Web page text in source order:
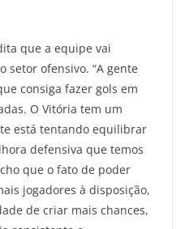
que a equipe vai
setor ofensivo. “A gente
consiga fazer gols em
O Vitória tem um
está tentando equilibrar
defensiva que temos
que o fato de poder
jogadores à disposição,
de criar mais chances,